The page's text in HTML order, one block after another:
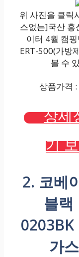
위 사진을 클릭
스없는]국산 흥
이터 4월 캠
ERT-500(가방
볼 수
상품가격
상세
기
2. 코베
블랙
0203BK
가